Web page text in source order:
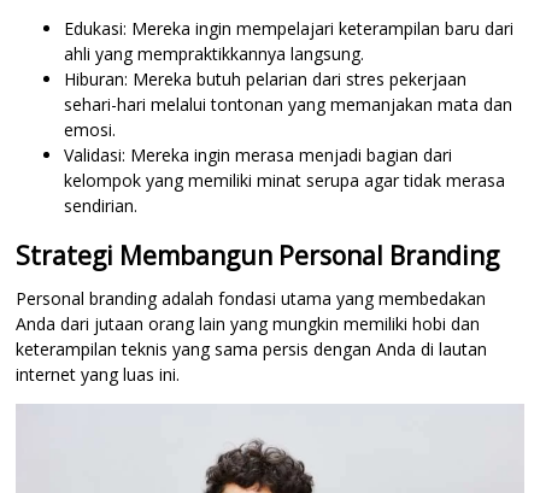
Edukasi: Mereka ingin mempelajari keterampilan baru dari
ahli yang mempraktikkannya langsung.
Hiburan: Mereka butuh pelarian dari stres pekerjaan
sehari-hari melalui tontonan yang memanjakan mata dan
emosi.
Validasi: Mereka ingin merasa menjadi bagian dari
kelompok yang memiliki minat serupa agar tidak merasa
sendirian.
Strategi Membangun Personal Branding
Personal branding adalah fondasi utama yang membedakan
Anda dari jutaan orang lain yang mungkin memiliki hobi dan
keterampilan teknis yang sama persis dengan Anda di lautan
internet yang luas ini.